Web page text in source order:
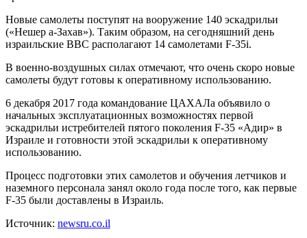
Новые самолеты поступят на вооружение 140 эскадрильи
(«Нешер а-Захав»). Таким образом, на сегодняшний день
израильские ВВС располагают 14 самолетами F-35i.
В военно-воздушных силах отмечают, что очень скоро новые
самолеты будут готовы к оперативному использованию.
6 декабря 2017 года командование ЦАХАЛа объявило о
начальных эксплуатационных возможностях первой
эскадрильи истребителей пятого поколения F-35 «Адир» в
Израиле и готовности этой эскадрильи к оперативному
использованию.
Процесс подготовки этих самолетов и обучения летчиков и
наземного персонала занял около года после того, как первые
F-35 были доставлены в Израиль.
Источник: newsru.co.il